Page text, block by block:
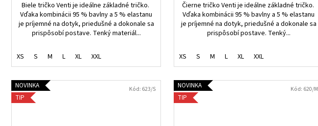
Biele tričko Venti je ideálne základné tričko.
Vďaka kombinácii 95 % bavlny a 5 % elastanu
je príjemné na dotyk, priedušné a dokonale sa
prispôsobí postave. Tenký materiál...
XS S M L XL XXL
Čierne tričko Venti je ideálne základné tričko.
Vďaka kombinácii 95 % bavlny a 5 % elastanu
je príjemné na dotyk, priedušné a dokonale sa
prispôsobí postave. Tenký...
XS S M L XL XXL
NOVINKA
TIP
Kód: 623/S
NOVINKA
TIP
Kód: 620/M